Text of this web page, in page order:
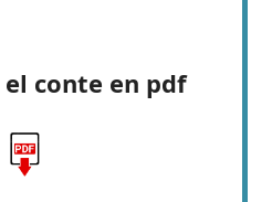
el conte en pdf